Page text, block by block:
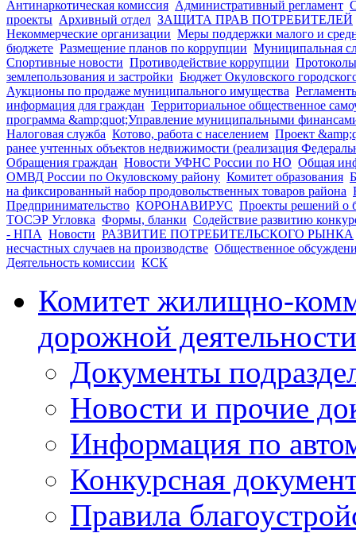
Антинаркотическая комиссия Административный регламент
проекты Архивный отдел ЗАЩИТА ПРАВ ПОТРЕБИТЕЛЕЙ
Некоммерческие организации Меры поддержки малого и
бюджете Размещение планов по коррупции Муниципальная
Спортивные новости Противодействие коррупции
землепользования и застройки Бюджет Окуловского
Аукционы по продаже муниципального имущества
информация для граждан Территориальное общественное
программа &amp;quot;Управление муниципальными
Налоговая служба Котово, работа с населением Проект
ранее учтенных объектов недвижимости (реализация
Обращения граждан Новости УФНС России по НО Общая
ОМВД России по Окуловскому району Комитет образования
на фиксированный набор продовольственных товаров района
Предпринимательство КОРОНАВИРУС Проекты решений о
ТОСЭР Угловка Формы, бланки Содействие развитию
- НПА Новости РАЗВИТИЕ ПОТРЕБИТЕЛЬСКОГО РЫНКА
несчастных случаев на производстве Общественное
Деятельность комиссии КСК
Комитет жилищно-
дорожной деятельности
Документы
Новости и прочие
Информация по
Конкурсная
Правила